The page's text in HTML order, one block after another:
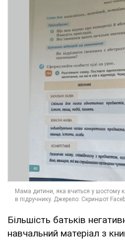
Більшість батьків
навчальний матеріал з